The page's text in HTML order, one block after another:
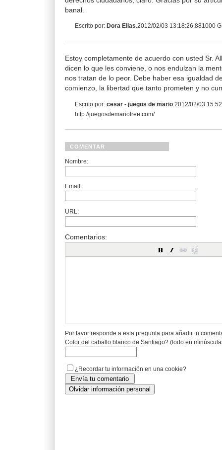
banal.
Escrito por: Dora Elias .2012/02/03 13:18:26.881000
Estoy completamente de acuerdo con usted Sr.
dicen lo que les conviene, o nos endulzan la
nos tratan de lo peor. Debe haber esa igualdad
comienzo, la libertad que tanto prometen y no
Escrito por: cesar - juegos de mario .2012/02/03
http://juegosdemariofree.com/
COMENTAR
Nombre:
Email:
URL:
Comentarios:
Por favor responde a esta pregunta para añadir tu
Color del caballo blanco de Santiago? (todo en
¿Recordar tu información en una cookie?